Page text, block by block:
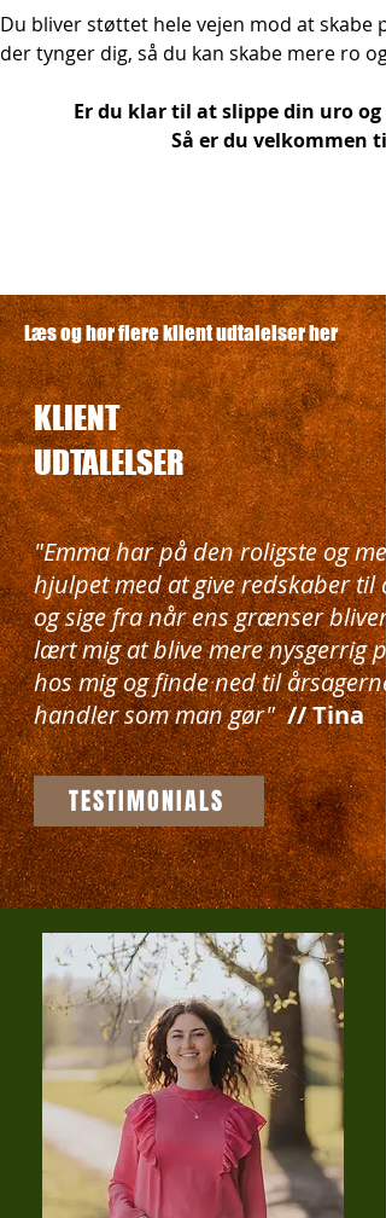
Du bliver støttet hele vejen mod at
der tynger dig, så du kan skabe mere ro
Er du klar til at slippe din uro
Så er du velkommen
Læs og hør flere klient udtalelser her
KLIENT
UDTALELSER
"Emma har på den roligste og
hjulpet med at give redskaber
og sige fra når ens grænser
lært mig at blive mere nysgerrig
hos mig og finde ned til
handler som man gør" // Tina
TESTIMONIALS